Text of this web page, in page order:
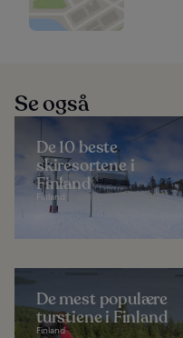
Se også
De 10 beste
skiresortene i
Finland
Finland
De mest populære
turstiene i Finland
Finland